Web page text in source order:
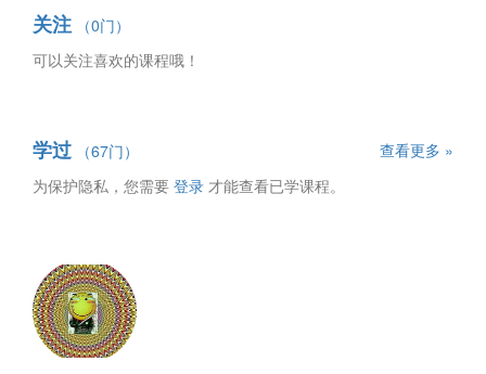
关注 （0门）
可以关注喜欢的课程哦！
学过 （67门）
查看更多 »
为保护隐私，您需要 登录 才能查看已学课程。